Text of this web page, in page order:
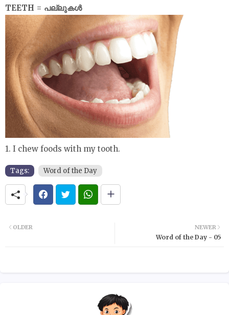
TEETH = പല്ലുകൾ
1. I chew foods with my tooth.
Tags: Word of the Day
NEWER
Word of the Day - 05
OLDER